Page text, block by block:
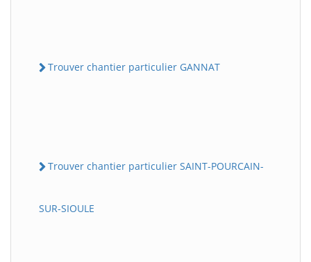
Trouver chantier particulier GANNAT
Trouver chantier particulier SAINT-POURCAIN-
SUR-SIOULE